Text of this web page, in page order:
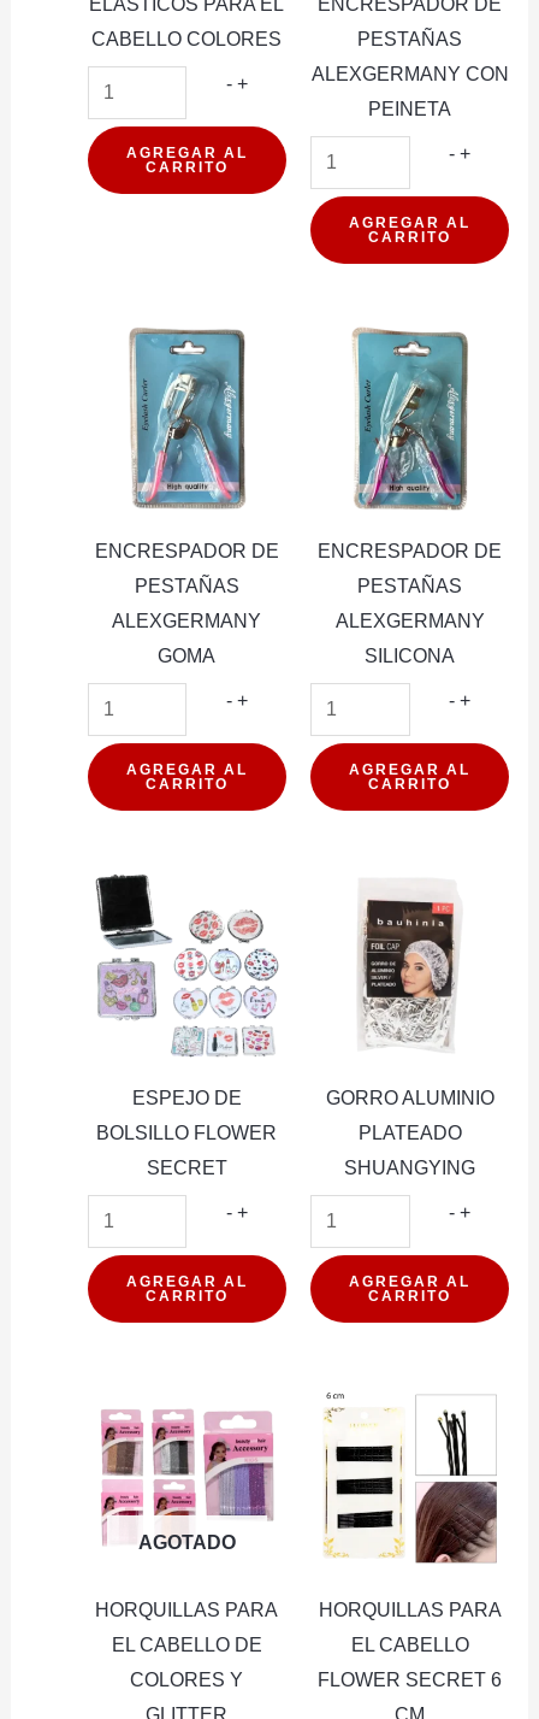
CABELLO COLORES
- ELASTICOS
EL
CABELLO
COLORES
+
AGREGAR AL
CARRITO
PESTAÑAS
ALEXGERMANY CON
PEINETA
- +
AGREGAR AL
CARRITO
ENCRESPADOR DE
PESTAÑAS
ALEXGERMANY
GOMA
- ENCRESPADOR
PESTAÑAS
ALEXGERMANY
+
AGREGAR AL
CARRITO
ENCRESPADOR DE
PESTAÑAS
ALEXGERMANY
SILICONA
- +
AGREGAR AL
CARRITO
ESPEJO DE
BOLSILLO FLOWER
SECRET
- ESPEJO
BOLSILLO
FLOWER
+
AGREGAR AL
CARRITO
GORRO ALUMINIO
PLATEADO
SHUANGYING
- GORRO
+
AGREGAR AL
CARRITO
AGOTADO
HORQUILLAS PARA
EL CABELLO DE
COLORES Y
HORQUILLAS PARA
EL CABELLO
FLOWER SECRET 6